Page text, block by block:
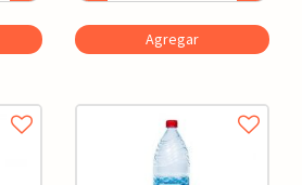
Agregar